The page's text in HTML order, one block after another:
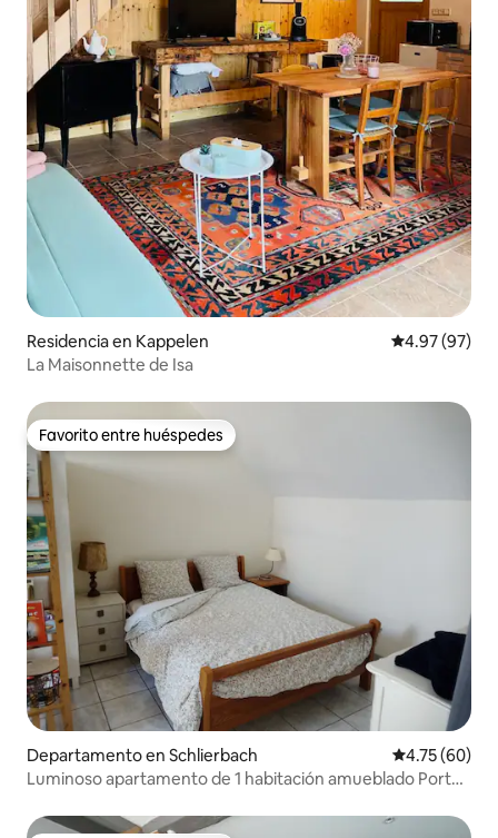
Residencia en Kappelen Calificación
4.97 (97)
La Maisonnette de Isa
Favorito entre huéspedes
Favorito entre huéspedes
Departamento en Schlierbach Calificación
4.75 (60)
Luminoso apartamento de 1 habitación amueblado Portes